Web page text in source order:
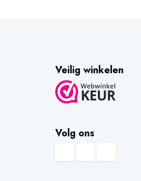
Veilig winkelen
Volg ons